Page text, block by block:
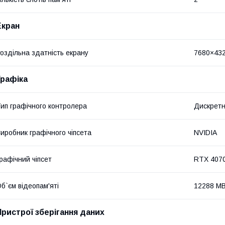
здатність екрану
графічного контролера
графічного чіпсета NVIDIA
чіпсет RTX
відеопам'яті 12288 MB
зберігання даних